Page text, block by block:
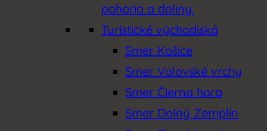
pohoria a doliny.
Turistické východiská
Smer Košice
Smer Volovské vrchy
Smer Čierna hora
Smer Dolný Zemplín